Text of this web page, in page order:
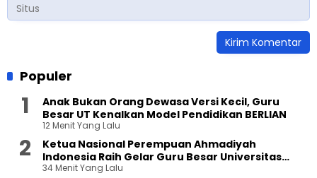
Populer
Anak Bukan Orang Dewasa Versi Kecil, Guru
Besar UT Kenalkan Model Pendidikan BERLIAN
12 Menit Yang Lalu
Ketua Nasional Perempuan Ahmadiyah
Indonesia Raih Gelar Guru Besar Universitas
Terbuka
34 Menit Yang Lalu